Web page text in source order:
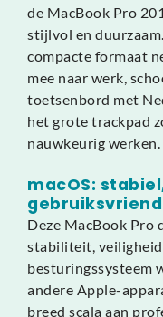
de MacBook Pro
stijlvol en
compacte formaat
mee naar werk,
toetsenbord met
het grote trackpad
nauwkeurig werken.
macOS:
Deze MacBook Pro
stabiliteit, veiligheid
besturingssysteem
andere Apple-
breed scala aan